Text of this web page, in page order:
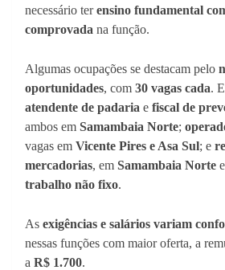
necessário terensino fundamental
comprovada na função.
Algumas ocupações se destacam pelo
oportunidades, com 30 vagas cada.
atendente de padaria e fiscal de
ambos em Samambaia Norte;
vagas em Vicente Pires e Asa Sul; e
mercadorias, em Samambaia Norte
trabalho não fixo.
As exigências e salários variam
nessas funções com maior oferta, a
a R$ 1.700.